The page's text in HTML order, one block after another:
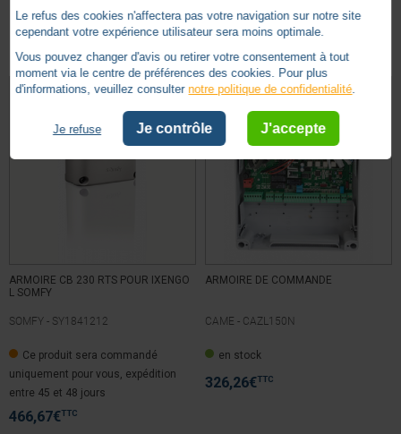
Autres produits - Cartes électroniques Portail
ARMOIRE CB 230 RTS POUR IXENGO
L SOMFY
SOMFY - SY1841212
Ce produit sera commandé
uniquement pour vous, expédition
entre 45 et 48 jours
466,67€TTC
ARMOIRE DE COMMANDE
CAME - CAZL150N
en stock
326,26€TTC
Le refus des cookies n'affectera pas votre navigation sur notre site
cependant votre expérience utilisateur sera moins optimale.
Vous pouvez changer d'avis ou retirer votre consentement à tout
moment via le centre de préférences des cookies. Pour plus
d'informations, veuillez consulter notre politique de confidentialité.
Je refuse Je contrôle J'accepte